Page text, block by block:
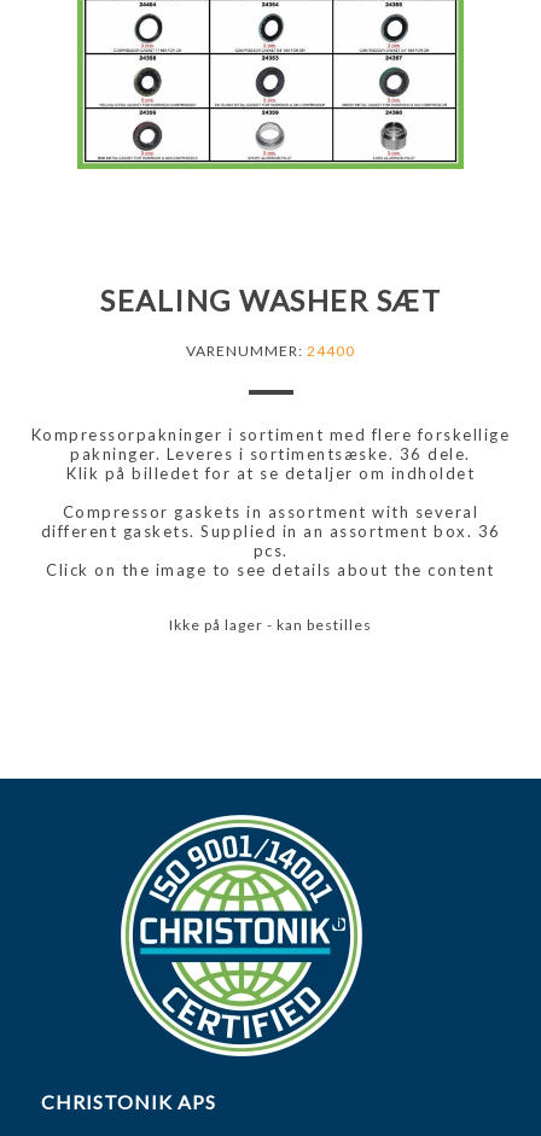
SEALING WASHER SÆT
VARENUMMER: 24400
Kompressorpakninger i sortiment med flere forskellige
pakninger. Leveres i sortimentsæske. 36 dele.
Klik på billedet for at se detaljer om indholdet
Compressor gaskets in assortment with several
different gaskets. Supplied in an assortment box. 36
pcs.
Click on the image to see details about the content
Ikke på lager - kan bestilles
CHRISTONIK APS